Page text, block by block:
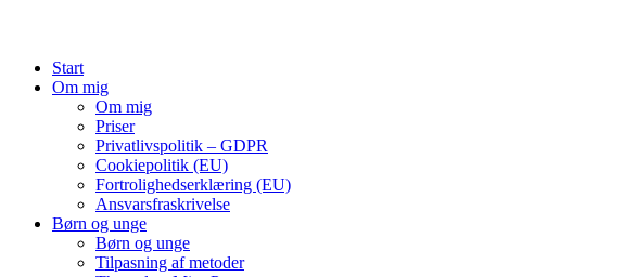
Close
Menu
Start
Om mig
Om mig
Priser
Privatlivspolitik – GDPR
Cookiepolitik (EU)
Fortrolighedserklæring (EU)
Ansvarsfraskrivelse
Børn og unge
Børn og unge
Tilpasning af metoder